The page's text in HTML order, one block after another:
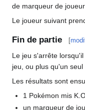
de marqueur de
Le joueur suivant
Fin de partie [
Le jeu s'arrête
jeu, ou plus qu'un
Les résultats sont
1 Pokémon mis
un marqueur de